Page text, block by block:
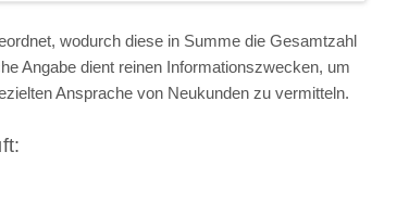
wodurch diese in Summe die Gesamtzahl
Angabe dient reinen Informationszwecken, um
Ansprache von Neukunden zu vermitteln.